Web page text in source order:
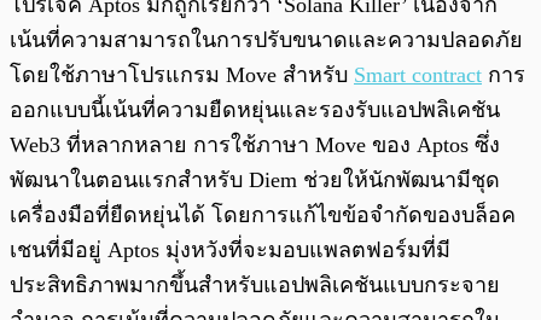
โปรเจค Aptos มักถูกเรียกว่า ‘Solana Killer’ เนื่องจาก
เน้นที่ความสามารถในการปรับขนาดและความปลอดภัย
โดยใช้ภาษาโปรแกรม Move สำหรับ Smart contract การ
ออกแบบนี้เน้นที่ความยืดหยุ่นและรองรับแอปพลิเคชัน
Web3 ที่หลากหลาย การใช้ภาษา Move ของ Aptos ซึ่ง
พัฒนาในตอนแรกสำหรับ Diem ช่วยให้นักพัฒนามีชุด
เครื่องมือที่ยืดหยุ่นได้ โดยการแก้ไขข้อจำกัดของบล็อค
เชนที่มีอยู่ Aptos มุ่งหวังที่จะมอบแพลตฟอร์มที่มี
ประสิทธิภาพมากขึ้นสำหรับแอปพลิเคชันแบบกระจาย